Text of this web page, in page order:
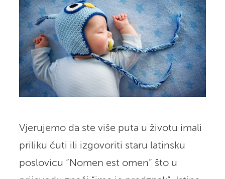
Vjerujemo da ste više puta u životu imali
priliku čuti ili izgovoriti staru latinsku
poslovicu “Nomen est omen” što u